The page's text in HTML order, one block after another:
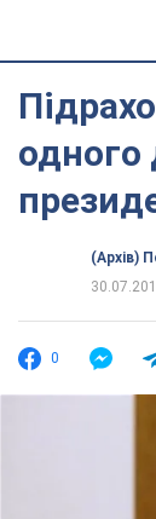
одного
(Архів)
0